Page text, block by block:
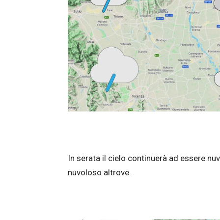
In serata il cielo continuerà ad essere
nuvoloso altrove.